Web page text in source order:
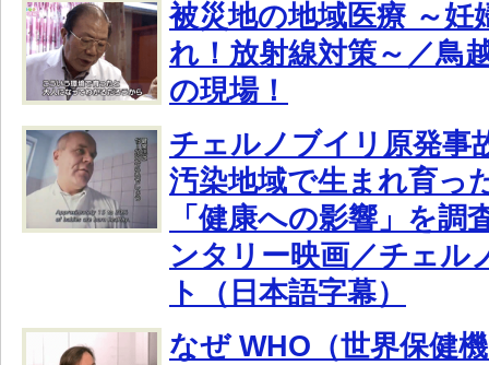
被災地の地域医療 ～妊
れ！放射線対策～／鳥
の現場！
チェルノブイリ原発事
汚染地域で生まれ育っ
「健康への影響」を調
ンタリー映画／チェル
ト（日本語字幕）
なぜ WHO（世界保健